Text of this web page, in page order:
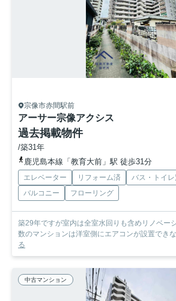
宗像市赤間駅前
アーサー宗像アクシス
過去掲載物件
/築31年
鹿児島本線「教育大前」駅 徒歩31分
エレベーター リフォーム済 バス・トイレ
バルコニー
フローリング
築29年ですが室内は全室水回りも含めリノベー
数のマンションは洋室側にエアコンが設置でき
る
中古マンション